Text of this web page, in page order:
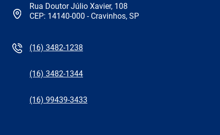
Rua Doutor Júlio Xavier, 108
CEP: 14140-000 - Cravinhos, SP
(16) 3482-1238
(16) 3482-1344
(16) 99439-3433